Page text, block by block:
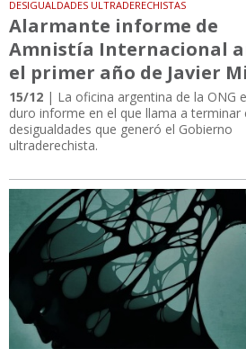
DESIGUALDADES ULTRADERECHISTAS
Alarmante informe de
Amnistía Internacional
el primer año de Javier
15/12 | La oficina argentina de la ONG
duro informe en el que llama a terminar
desigualdades que generó el Gobierno
ultraderechista.